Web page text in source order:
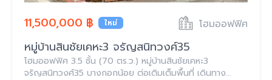
11,500,000 ฿ ใหม่ โฮมออฟฟิศ
หมู่บ้านสินชัยเคหะ3 จรัญสนิทวงศ์35
โฮมออฟฟิศ 3.5 ชั้น (70 ตร.ว.) หมู่บ้านสินชัยเคหะ3
จรัญสนิทวงศ์35 บางกอกน้อย ต่อเติมเต็มพื้นที่ เดินทาง